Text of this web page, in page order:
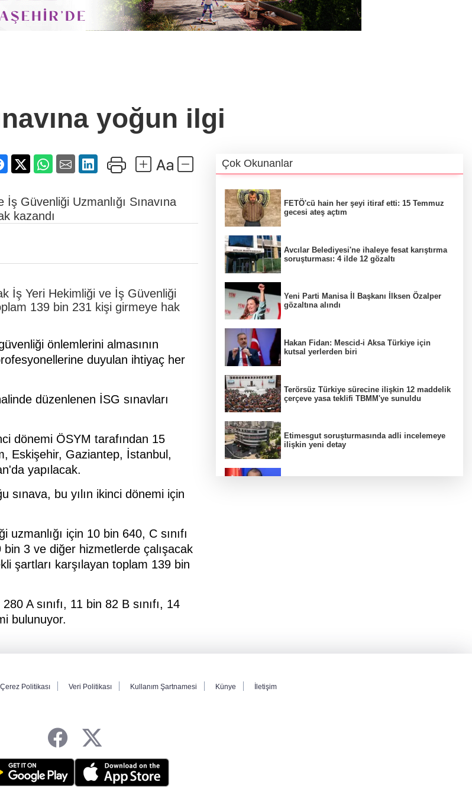
yoğun ilgi
Güvenliği Uzmanlığı Sınavına
kazandı
İş Yeri Hekimliği ve İş Güvenliği
139 bin 231 kişi girmeye hak
önlemlerini almasının
duyulan ihtiyaç her
düzenlenen İSG sınavları
dönemi ÖSYM tarafından 15
Eskişehir, Gaziantep, İstanbul,
yapılacak.
bu yılın ikinci dönemi için
uzmanlığı için 10 bin 640, C sınıfı
3 ve diğer hizmetlerde çalışacak
şartları karşılayan toplam 139 bin
A sınıfı, 11 bin 82 B sınıfı, 14
bulunuyor.
Çok Okunanlar
FETÖ'cü hain her şeyi itiraf etti: 15 Temmuz
gecesi ateş açtım
Avcılar Belediyesi'ne ihaleye fesat karıştırma
soruşturması: 4 ilde 12 gözaltı
Yeni Parti Manisa İl Başkanı İlksen Özalper
gözaltına alındı
Hakan Fidan: Mescid-i Aksa Türkiye için
kutsal yerlerden biri
Terörsüz Türkiye sürecine ilişkin 12 maddelik
çerçeve yasa teklifi TBMM'ye sunuldu
Etimesgut soruşturmasında adli incelemeye
ilişkin yeni detay
Çerez Politikası Veri Politikası Kullanım Şartnamesi Künye İletişim